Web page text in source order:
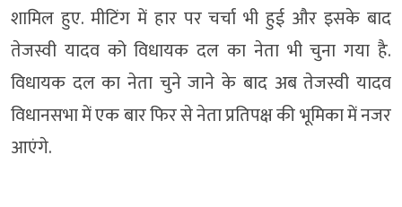
शामिल हुए. मीटिंग में हार पर चर्चा भी हुई और इसके बाद
तेजस्वी यादव को विधायक दल का नेता भी चुना गया है.
विधायक दल का नेता चुने जाने के बाद अब तेजस्वी यादव
विधानसभा में एक बार फिर से नेता प्रतिपक्ष की भूमिका में नजर
आएंगे.